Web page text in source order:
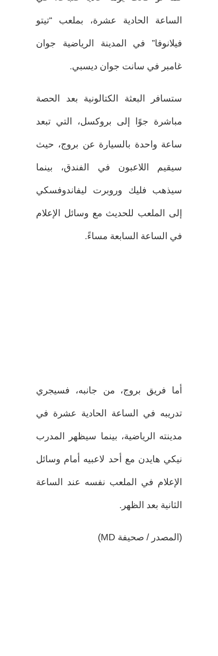
الساعة الحادية عشرة، بملعب “تيتو
فيلانوفا” في المدينة الرياضية جوان
غامبر في سانت جوان ديسبي.
ستسافر البعثة الكتالونية بعد الحصة
مباشرة جوًا إلى بروكسل، التي تبعد
ساعة واحدة بالسيارة عن بروج، حيث
سيقيم اللاعبون في الفندق، بينما
سيذهب فليك وروبرت ليفاندوفسكي
إلى الملعب للحديث مع وسائل الإعلام
في الساعة السابعة مساءً.
أما فريق بروج، من جانبه، فسيجري
تدريبه في الساعة الحادية عشرة في
مدينته الرياضية، بينما سيظهر المدرب
نيكي هايدن مع أحد لاعبيه أمام وسائل
الإعلام في الملعب نفسه عند الساعة
الثانية بعد الظهر.
(المصدر / صحيفة MD)